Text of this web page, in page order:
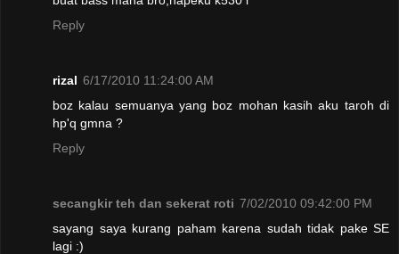
Reply
rizal 6/17/2010 11:24:00 AM
boz kalau semuanya yang boz mohan kasih aku taroh di
hp'q gmna ?
Reply
secangkir teh dan sekerat roti 7/02/2010 09:42:00 PM
sayang saya kurang paham karena sudah tidak pake SE
lagi :)